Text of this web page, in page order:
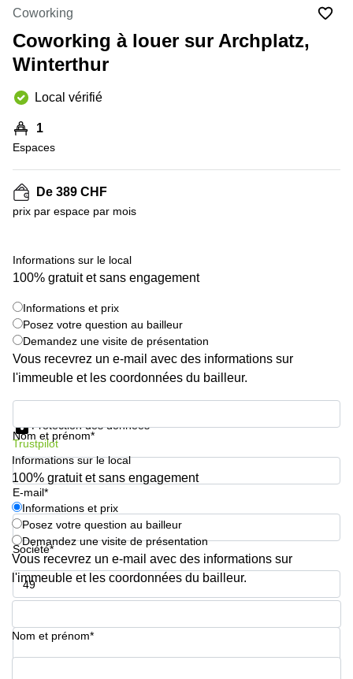
Genève
Coworking
Lausanne
Basel
Coworking
Coworking
Coworking
Nyon
Versoix
Coworking
Meyrin
Salle
réunion
Salles
de
réunion
Genève
Salle de
réunion
Lausanne
Business
center
Lausanne
Rue de
la Cité
1
Genève
Place
de la
12
Genève
Rue de la
Corraterie
5 Genève
Bamba
1-3
Genève
Rue de
Lausanne
69
Genève
Avenue
Genève
Quai
de l’Ile
13
Genève
Suisse
8A
Etoy
Esplanade
Rouge 4
Lancy
Coworking
Coworking à louer sur Archplatz,
Winterthur
Local vérifié
1
Espaces
De 389 CHF
prix par espace par mois
Informations sur le local
100% gratuit et sans engagement
Informations et prix
Posez votre question au bailleur
Demandez une visite de présentation
Vous recevrez un e-mail avec des informations sur
l'immeuble et les coordonnées du bailleur.
Nom et prénom*
E-mail*
Société*
Numéro de téléphone*
Protection des données
Trustpilot
Informations sur le local
100% gratuit et sans engagement
Informations et prix
Posez votre question au bailleur
Demandez une visite de présentation
Vous recevrez un e-mail avec des informations sur
l'immeuble et les coordonnées du bailleur.
Nom et prénom*